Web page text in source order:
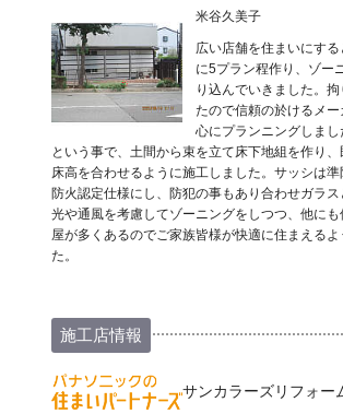
米谷久美子
広い店舗を住まいにす
に5プラン程作り、ゾー
り込んでいきました。拘
たので信頼の於けるメ
心にプランニングしま
という事で、土間から束を立て床下地組を作り、
床高を合わせるように施工しました。サッシは準
防火認定仕様にし、防犯の事もあり合わせガラ
光や通風を考慮してゾーニングをしつつ、他に
屋が多くあるのでご家族皆様が快適に住まえるよ
た。
施工店情報
サンカラーズリフォ